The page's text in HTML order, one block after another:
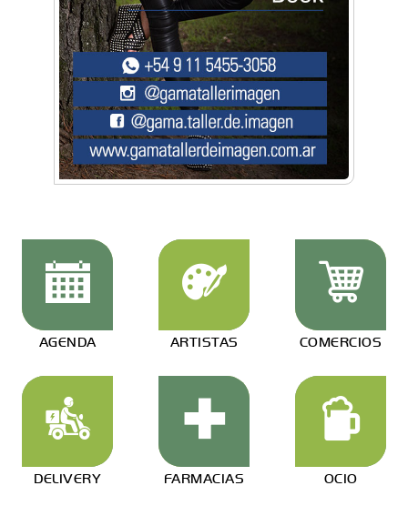
AGENDA ARTISTAS COMERCIOS
DELIVERY FARMACIAS OCIO